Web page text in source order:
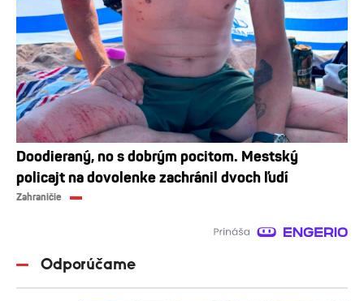
Doodieraný, no s dobrým pocitom. Mestský
policajt na dovolenke zachránil dvoch ľudí
Zahraničie
Odporúčame